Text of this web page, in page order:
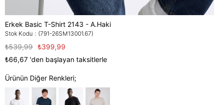
Erkek Basic T-Shirt 2143 - A.Haki
Stok Kodu (791-26SM13001.67)
₺539,99 ₺399,99
₺66,67 'den başlayan taksitlerle
Ürünün Diğer Renkleri;